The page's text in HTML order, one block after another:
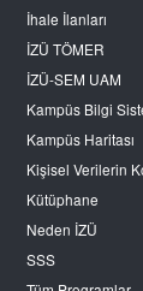
İhale İlanları
İZÜ TÖMER
İZÜ-SEM UAM
Kampüs Bilgi
Kampüs Haritası
Kişisel Verilerin
Kütüphane
Neden İZÜ
SSS